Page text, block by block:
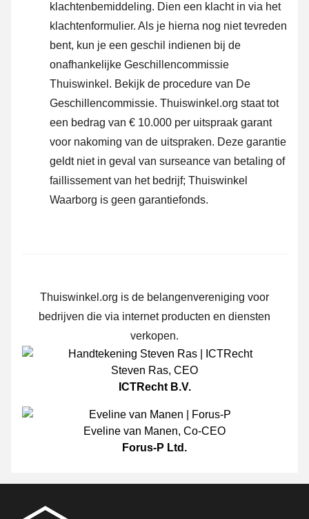
klachtenbemiddeling. Dien een klacht in via het
klachtenformulier. Als je hierna nog niet tevreden
bent, kun je een geschil indienen bij de
onafhankelijke Geschillencommissie
Thuiswinkel. Bekijk de procedure van De
Geschillencommissie. Thuiswinkel.org staat tot
een bedrag van € 10.000 per uitspraak garant
voor nakoming van de uitspraken. Deze garantie
geldt niet in geval van surseance van betaling of
faillissement van het bedrijf; Thuiswinkel
Waarborg is geen garantiefonds.
Thuiswinkel.org is de belangenvereniging voor
bedrijven die via internet producten en diensten
verkopen.
Steven Ras, CEO
ICTRecht B.V.
Eveline van Manen, Co-CEO
Forus-P Ltd.